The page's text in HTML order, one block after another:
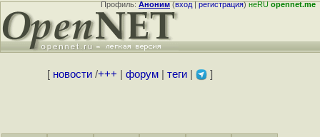
Профиль:Аноним(вход|регистрация)неRUopennet.me
[ новости/+++ форум| теги| ]